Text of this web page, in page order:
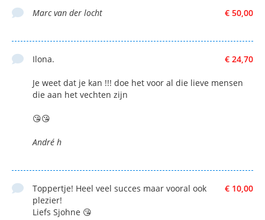
€ 50,00
Marc van der locht
€ 24,70
Ilona.
Je weet dat je kan !!! doe het voor al die lieve mensen
die aan het vechten zijn
😘😘
André h
€ 10,00
Toppertje! Heel veel succes maar vooral ook
plezier!
Liefs Sjohne 😘